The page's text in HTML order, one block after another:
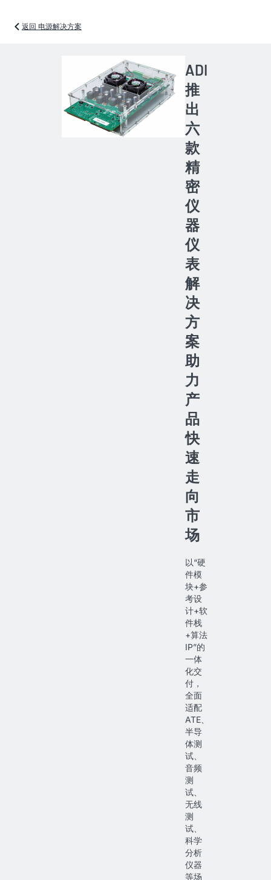
返回 电源解决方案
ADI
推
出
六
款
精
密
仪
器
仪
表
解
决
方
案
助
力
产
品
快
速
走
向
市
场
以“硬
件模
块+参
考设
计+软
件栈
+算法
IP”的
一体
化交
付，
全面
适配
ATE、
半导
体测
试、
音频
测
试、
无线
测
试、
科学
分析
仪器
等场